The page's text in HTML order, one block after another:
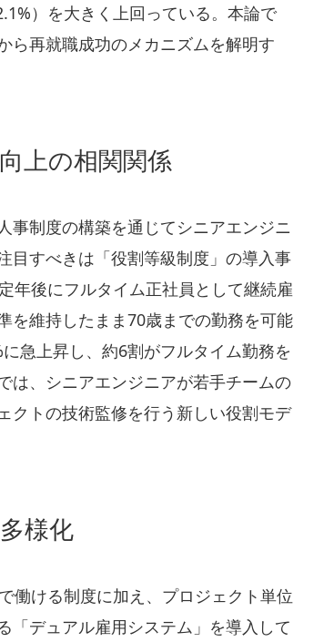
）を大きく上回っている。本論で
ら再就職成功のメカニズムを解明す
上の相関関係
事制度の構築を通じてシニアエンジニ
目すべきは「役割等級制度」の導入事
年後にフルタイム正社員として継続雇
を維持したまま70歳までの勤務を可能
急上昇し、約6割がフルタイム勤務を
は、シニアエンジニアが若手チームの
クトの技術監修を行う新しい役割モデ
様化
働ける制度に加え、プロジェクト単位
「デュアル雇用システム」を導入して